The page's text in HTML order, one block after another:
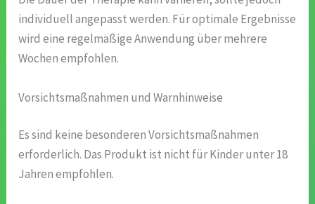
individuell angepasst werden. Für optimale Ergebnisse
wird eine regelmäßige Anwendung über mehrere
Wochen empfohlen.
Vorsichtsmaßnahmen und Warnhinweise
Es sind keine besonderen Vorsichtsmaßnahmen
erforderlich. Das Produkt ist nicht für Kinder unter 18
Jahren empfohlen.